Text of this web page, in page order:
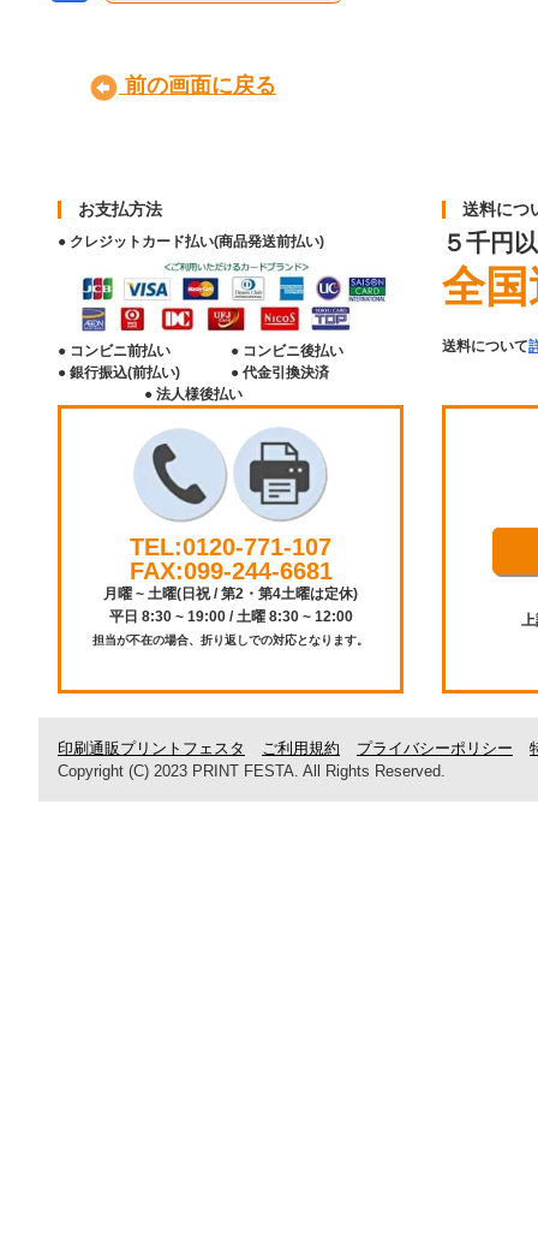
前の画面に戻る
お支払方法
● クレジットカード払い(商品発送前払い)
● コンビニ前払い
● コンビニ後払い
● 銀行振込(前払い)
● 代金引換決済
● 法人様後払い
TEL:0120-771-107
FAX:099-244-6681
月曜 ~ 土曜(日祝 / 第2・第4土曜は定休)
平日 8:30 ~ 19:00 / 土曜 8:30 ~ 12:00
担当が不在の場合、折り返しでの対応となります。
送料につ
５千円
全
送料について
印刷通販プリントフェスタ ご利用規約 プライバシーポリシー
Copyright (C) 2023 PRINT FESTA. All Rights Reserved.